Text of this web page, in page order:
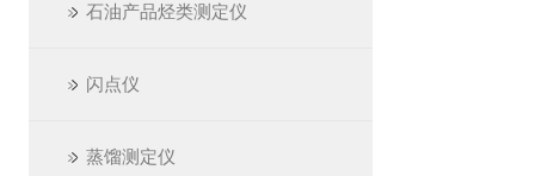
石油产品烃类测定仪
闪点仪
蒸馏测定仪